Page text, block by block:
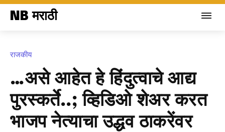
NB मराठी
राजकीय
…असे आहेत हे हिंदुत्वाचे आद्य
पुरस्कर्ते..; व्हिडिओ शेअर करत
भाजप नेत्याचा उद्धव ठाकरेंवर